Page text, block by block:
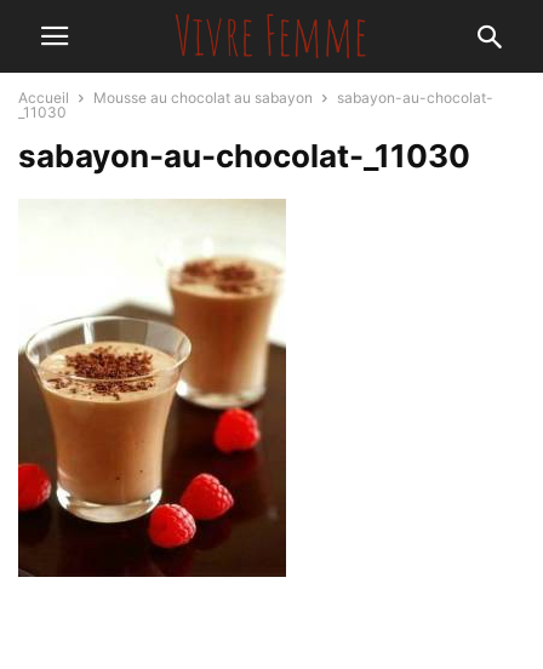
Accueil Mousse au chocolat au sabayon
sabayon-au-chocolat-
_11030
sabayon-au-chocolat-_11030